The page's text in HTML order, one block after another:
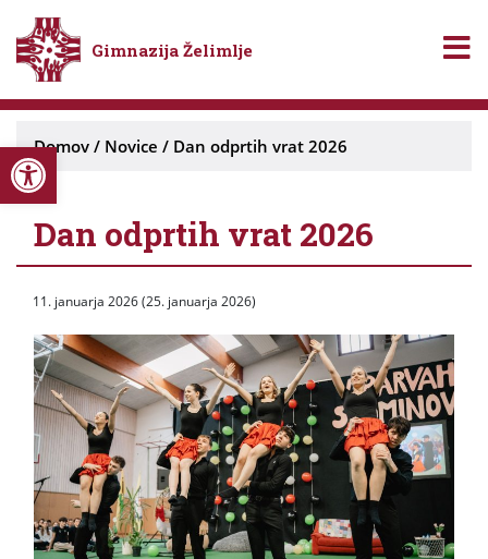
Open toolbar
Gimnazija Želimlje
Domov / Novice / Dan odprtih vrat 2026
Dan odprtih vrat 2026
11. januarja 2026(25. januarja 2026)